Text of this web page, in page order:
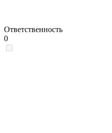
Ответственность
0